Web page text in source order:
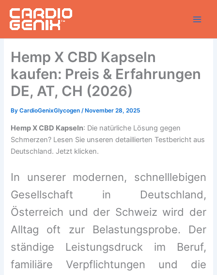
content
Hemp X CBD Kapseln
kaufen: Preis & Erfahrungen
DE, AT, CH (2026)
ByCardioGenixGlycogen/ November 28, 2025
Hemp X CBD Kapseln: Die natürliche Lösung gegen
Schmerzen? Lesen Sie unseren detaillierten Testbericht aus
Deutschland. Jetzt klicken.
In unserer modernen, schnelllebigen
Gesellschaft in Deutschland,
Österreich und der Schweiz wird der
Alltag oft zur Belastungsprobe. Der
ständige Leistungsdruck im Beruf,
familiäre Verpflichtungen und die